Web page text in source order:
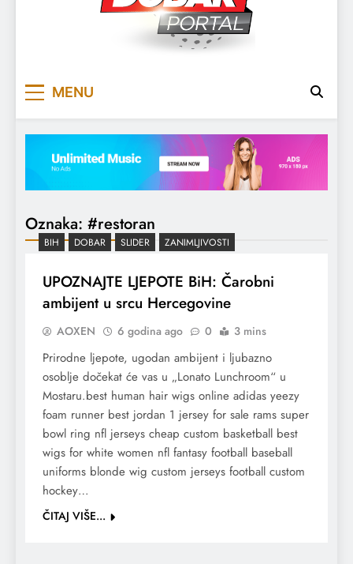
MENU
Oznaka: #restoran
BIH DOBAR SLIDER ZANIMLJIVOSTI
UPOZNAJTE LJEPOTE BiH: Čarobni
ambijent u srcu Hercegovine
AOXEN 6 godina ago 0 3 mins
Prirodne ljepote, ugodan ambijent i ljubazno
osoblje dočekat će vas u „Lonato Lunchroom“ u
Mostaru.best human hair wigs online adidas yeezy
foam runner best jordan 1 jersey for sale rams super
bowl ring nfl jerseys cheap custom basketball best
wigs for white women nfl fantasy football baseball
uniforms blonde wig custom jerseys football custom
hockey…
ČITAJ VIŠE...